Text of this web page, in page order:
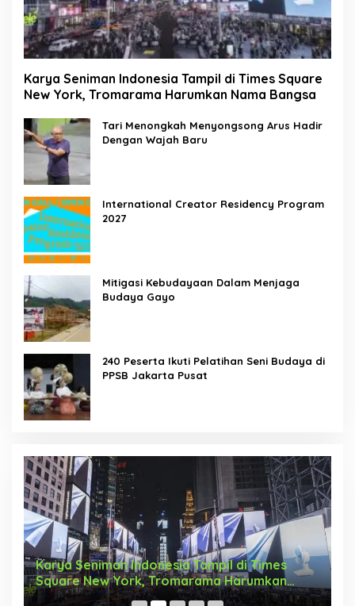
Karya Seniman Indonesia Tampil di Times Square
New York, Tromarama Harumkan Nama Bangsa
Tari Menongkah Menyongsong Arus Hadir
Dengan Wajah Baru
International Creator Residency Program
2027
Mitigasi Kebudayaan Dalam Menjaga
Budaya Gayo
240 Peserta Ikuti Pelatihan Seni Budaya di
PPSB Jakarta Pusat
Karya Seniman Indonesia Tampil di Times
Square New York, Tromarama Harumkan
Nama Bangsa